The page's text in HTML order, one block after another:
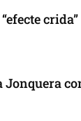
Jonquera